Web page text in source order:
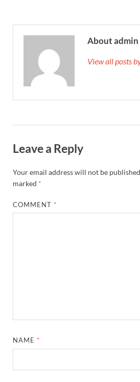
About admin
View all posts
Leave a Reply
Your email address will not be
marked *
COMMENT *
NAME *